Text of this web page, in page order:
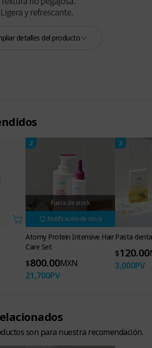
detalles del producto
2
Fuera de stock
Notificación de stock
Atomy Protein Intensive Hair
Care Set
$800.00MXN
21,700PV
3
Pasta
$120.00
3,000PV
son para nuestra recomendación.